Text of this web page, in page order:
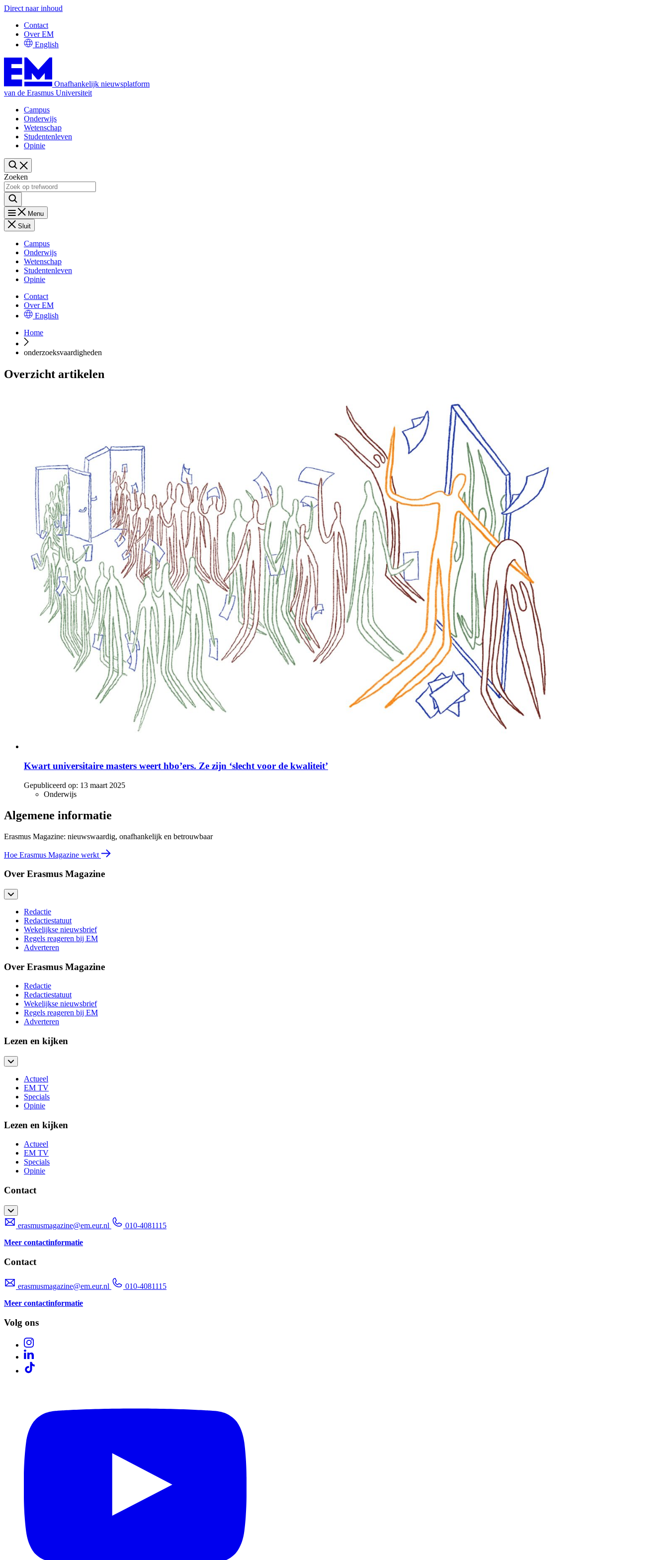
Direct naar inhoud
Contact
Over EM
English
Onafhankelijk nieuwsplatform
van de Erasmus Universiteit
Campus
Onderwijs
Wetenschap
Studentenleven
Opinie
Zoeken
Menu
Sluit
Campus
Onderwijs
Wetenschap
Studentenleven
Opinie
Contact
Over EM
English
Home
onderzoeksvaardigheden
Overzicht artikelen
Kwart universitaire masters weert hbo’ers. Ze zijn ‘slecht voor de kwaliteit’
Gepubliceerd op: 13 maart 2025
Onderwijs
Algemene informatie
Erasmus Magazine: nieuwswaardig, onafhankelijk en betrouwbaar
Hoe Erasmus Magazine werkt
Over Erasmus Magazine
Redactie
Redactiestatuut
Wekelijkse nieuwsbrief
Regels reageren bij EM
Adverteren
Over Erasmus Magazine
Redactie
Redactiestatuut
Wekelijkse nieuwsbrief
Regels reageren bij EM
Adverteren
Lezen en kijken
Actueel
EM TV
Specials
Opinie
Lezen en kijken
Actueel
EM TV
Specials
Opinie
Contact
erasmusmagazine@em.eur.nl
010-4081115
Meer contactinformatie
Contact
erasmusmagazine@em.eur.nl
010-4081115
Meer contactinformatie
Volg ons